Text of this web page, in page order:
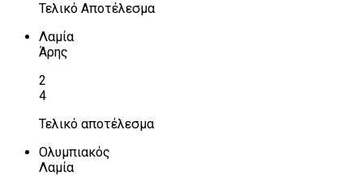
Τελικό Αποτέλεσμα
Λαμία
Άρης
2
4
Τελικό αποτέλεσμα
Ολυμπιακός
Λαμία